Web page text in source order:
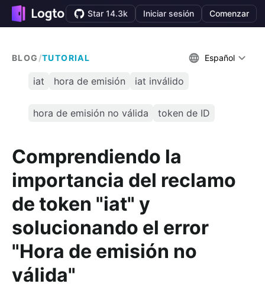
Star 14.3k Iniciar sesión Comenzar
BLOG /TUTORIAL Español
iat hora de emisión iat inválido
hora de emisión no válida token de ID
Comprendiendo la
importancia del reclamo
de token "iat" y
solucionando el error
"Hora de emisión no
válida"